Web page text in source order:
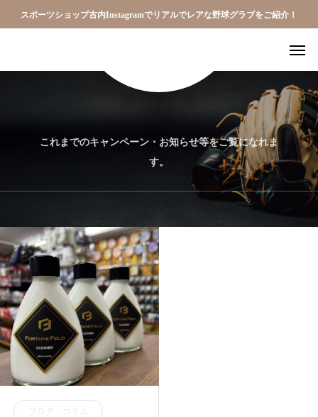
スポーツショップ古内Instagramでリアルでレアな野球グラブをご紹介！
これまでのキャンペーン・お知らせ等をご覧になれま
す。
ブログ・コラム